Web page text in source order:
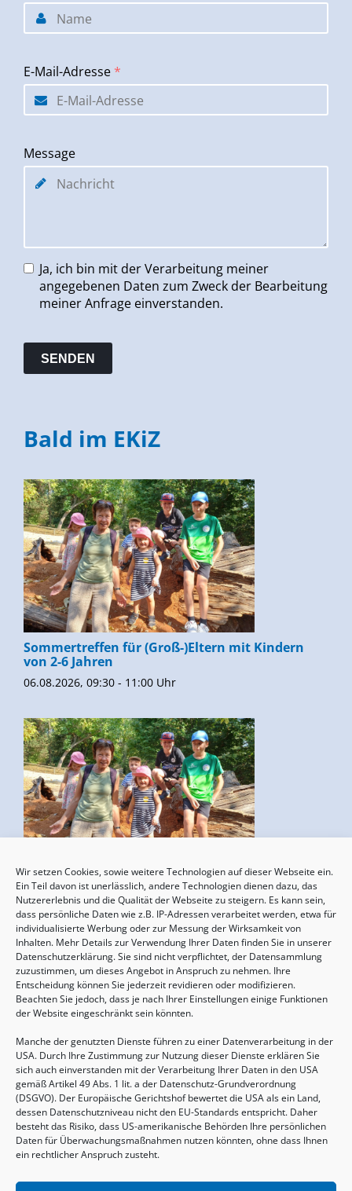
Wir setzen Cookies, sowie weitere Technologien auf dieser Webseite ein.
Ein Teil davon ist unerlässlich, andere Technologien dienen dazu, das
Nutzererlebnis und die Qualität der Webseite zu steigern. Es kann sein,
dass persönliche Daten wie z.B. IP-Adressen verarbeitet werden, etwa für
individualisierte Werbung oder zur Messung der Wirksamkeit von
Inhalten. Mehr Details zur Verwendung Ihrer Daten finden Sie in unserer
Datenschutzerklärung. Sie sind nicht verpflichtet, der Datensammlung
zuzustimmen, um dieses Angebot in Anspruch zu nehmen. Ihre
Entscheidung können Sie jederzeit revidieren oder modifizieren.
Beachten Sie jedoch, dass je nach Ihrer Einstellungen einige Funktionen
der Website eingeschränkt sein könnten.
Manche der genutzten Dienste führen zu einer Datenverarbeitung in der
USA. Durch Ihre Zustimmung zur Nutzung dieser Dienste erklären Sie
sich auch einverstanden mit der Verarbeitung Ihrer Daten in den USA
gemäß Artikel 49 Abs. 1 lit. a der Datenschutz-Grundverordnung
(DSGVO). Der Europäische Gerichtshof bewertet die USA als ein Land,
dessen Datenschutzniveau nicht den EU-Standards entspricht. Daher
besteht das Risiko, dass US-amerikanische Behörden Ihre persönlichen
Daten für Überwachungsmaßnahmen nutzen könnten, ohne dass Ihnen
ein rechtlicher Anspruch zusteht.
E-Mail-Adresse *
Message
Ja, ich bin mit der Verarbeitung meiner
angegebenen Daten zum Zweck der Bearbeitung
meiner Anfrage einverstanden.
Bald im EKiZ
Sommertreffen für (Groß-)Eltern mit Kindern
von 2-6 Jahren
06.08.2026, 09:30 - 11:00 Uhr
Sommertreffen für (Groß-)Eltern mit Kindern
von 2-6 Jahren
13.08.2026, 09:30 - 11:00 Uhr
Geburtsvorbereitung
15.08.2026, 10:00 - 17:00 Uhr